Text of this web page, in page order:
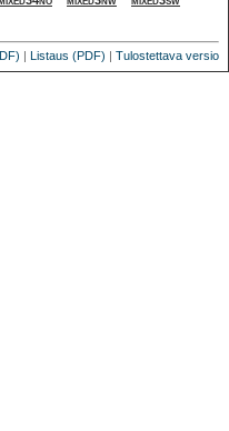
| Listaus (PDF) | Tulostettava versio